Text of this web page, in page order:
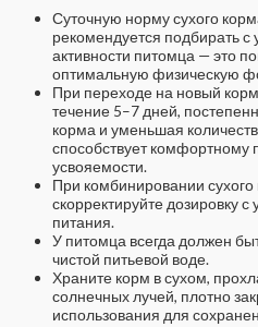
Суточную норму сухого
рекомендуется подбирать с
активности питомца — это
оптимальную физическую
При переходе на новый
течение 5–7 дней,
корма и уменьшая
способствует
усвояемости.
При комбинировании
скорректируйте дозировку
питания.
У питомца всегда должен
чистой питьевой воде.
Храните корм в сухом,
солнечных лучей, плотно
использования для